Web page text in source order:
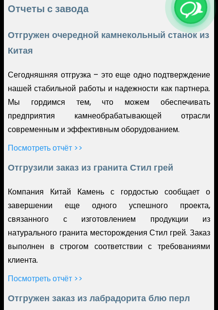
Отчеты с завода
Отгружен очередной камнекольный станок из
Китая
Сегодняшняя отгрузка – это еще одно подтверждение
нашей стабильной работы и надежности как партнера.
Мы гордимся тем, что можем обеспечивать
предприятия камнеобрабатывающей отрасли
современным и эффективным оборудованием.
Посмотреть отчёт >>
Отгрузили заказ из гранита Стил грей
Компания Китай Камень с гордостью сообщает о
завершении еще одного успешного проекта,
связанного с изготовлением продукции из
натурального гранита месторождения Стил грей. Заказ
выполнен в строгом соответствии с требованиями
клиента.
Посмотреть отчёт >>
Отгружен заказ из лабрадорита блю перл